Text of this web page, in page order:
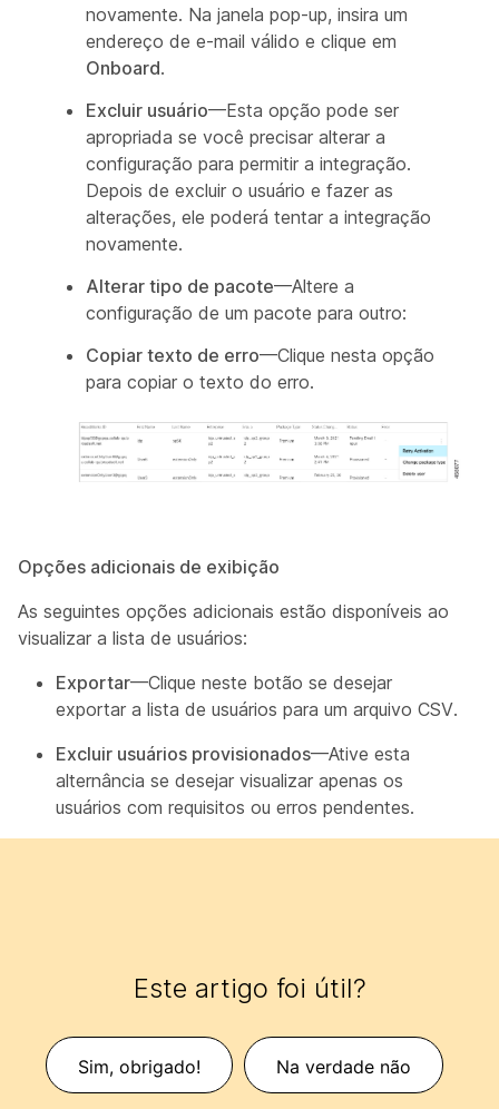
novamente. Na janela pop-up, insira um
endereço de e-mail válido e clique em
Onboard.
Excluir usuário—Esta opção pode ser
apropriada se você precisar alterar a
configuração para permitir a integração.
Depois de excluir o usuário e fazer as
alterações, ele poderá tentar a integração
novamente.
Alterar tipo de pacote—Altere a
configuração de um pacote para outro:
Copiar texto de erro—Clique nesta opção
para copiar o texto do erro.
Opções adicionais de exibição
As seguintes opções adicionais estão disponíveis ao
visualizar a lista de usuários:
Exportar—Clique neste botão se desejar
exportar a lista de usuários para um arquivo CSV.
Excluir usuários provisionados—Ative esta
alternância se desejar visualizar apenas os
usuários com requisitos ou erros pendentes.
Este artigo foi útil?
Sim, obrigado! Na verdade não